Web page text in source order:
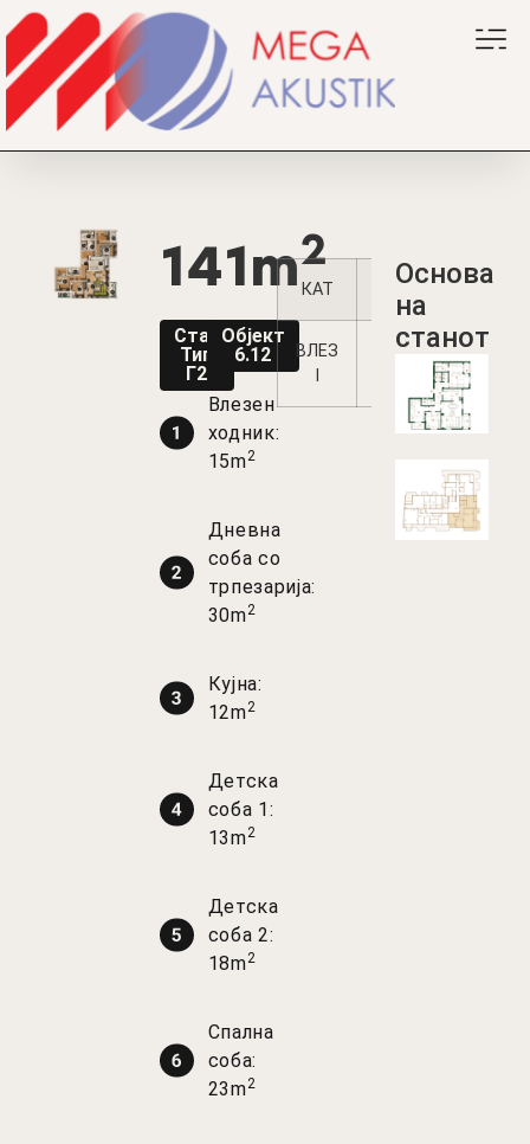
141m2
Стан
Тип
Г2
Објект
6.12
Влезен
ходник:
15m2
Дневна
соба со
трпезарија:
30m2
Кујна:
12m2
Детска
соба 1:
13m2
Детска
соба 2:
18m2
Спална
соба:
23m2
Oснова
на
станот
КАТ 2 3
ВЛЕЗ